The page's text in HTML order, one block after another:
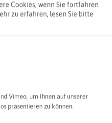
Cookies, wenn Sie fortfahren
zu erfahren, lesen Sie bitte
Vimeo, um Ihnen auf unserer
präsentieren zu können.